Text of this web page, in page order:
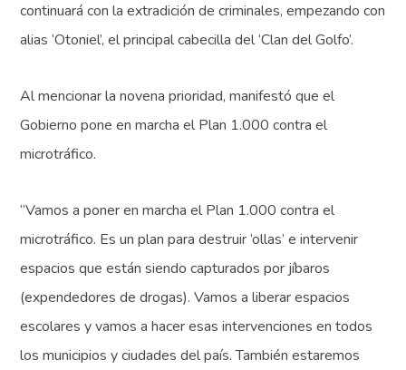
continuará con la extradición de criminales, empezando con
alias ‘Otoniel’, el principal cabecilla del ‘Clan del Golfo’.
Al mencionar la novena prioridad, manifestó que el
Gobierno pone en marcha el Plan 1.000 contra el
microtráfico.
“Vamos a poner en marcha el Plan 1.000 contra el
microtráfico. Es un plan para destruir ‘ollas’ e intervenir
espacios que están siendo capturados por jíbaros
(expendedores de drogas). Vamos a liberar espacios
escolares y vamos a hacer esas intervenciones en todos
los municipios y ciudades del país. También estaremos